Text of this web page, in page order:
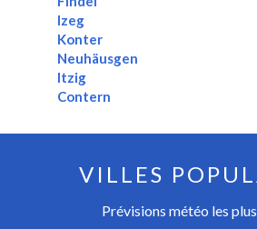
Izeg
Konter
Neuhäusgen
Itzig
Contern
VILLES
Prévisions météo les